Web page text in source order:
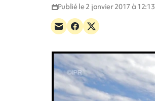
Publié le 2 janvier 2017 à 12:13